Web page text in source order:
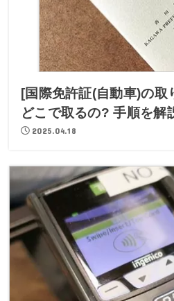
[国際免許証(自動車)の取
どこで取るの? 手順を解
2025.04.18